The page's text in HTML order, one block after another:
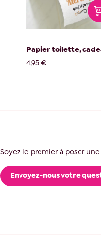
Papier toilette,
4,95 €
Soyez le premier à poser
Envoyez-nous votre